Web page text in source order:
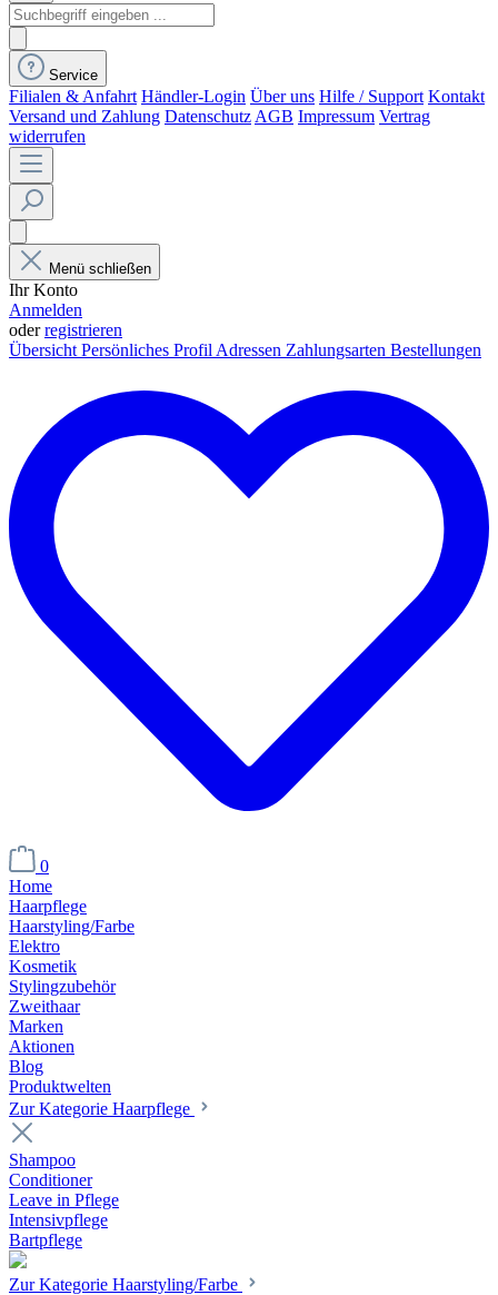
Service
Filialen & Anfahrt Händler-Login Über uns Hilfe / Support Kontakt
Versand und Zahlung Datenschutz AGB Impressum Vertrag
widerrufen
Menü schließen
Ihr Konto
Anmelden
oderregistrieren
Übersicht Persönliches Profil Adressen Zahlungsarten Bestellungen
0
Home
Haarpflege
Haarstyling/Farbe
Elektro
Kosmetik
Stylingzubehör
Zweithaar
Marken
Aktionen
Blog
Produktwelten
Zur Kategorie Haarpflege
Shampoo
Conditioner
Leave in Pflege
Intensivpflege
Bartpflege
Zur Kategorie Haarstyling/Farbe